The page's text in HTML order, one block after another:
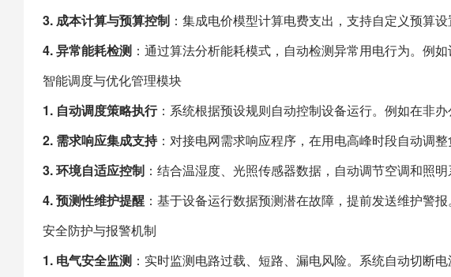
3. 成本计算与预算控制 ：集成电价模型计算电费支出，支持自定义预算
4. 异常能耗检测 ：通过算法分析能耗模式，自动检测异常用电行为。例
智能调度与优化管理模块
1. 自动调度策略执行：系统根据预设规则自动控制设备运行。例如在非
2. 需求响应集成支持：对接电网需求响应程序，在用电高峰时段自动调
3. 环境自适应控制 ：结合温湿度、光照传感器数据，自动调节空调和照
4. 预测性维护提醒 ：基于设备运行数据预测潜在故障，提前发送维护警
安全防护与报警机制
1. 电气安全监测 ：实时监测电路过载、短路、漏电风险。系统自动切断